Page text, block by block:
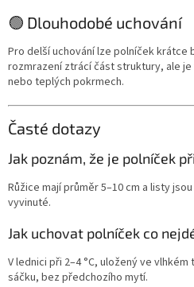
🟢 Dlouhodobé uchování
Pro delší uchování lze polníček krátce
rozmrazení ztrácí část struktury, ale
nebo teplých pokrmech.
Časté dotazy
Jak poznám, že je polníček
Růžice mají průměr 5–10 cm a listy
vyvinuté.
Jak uchovat polníček co
V lednici při 2–4 °C, uložený ve
sáčku, bez předchozího mytí.